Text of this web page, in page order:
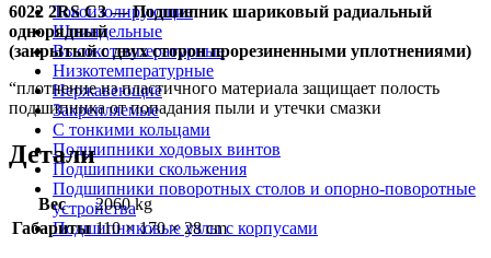
Токоизолирующие
Шпиндельные
Высокотемпературные
Низкотемпературные
Нержавеющие
Закрепляемые
С тонкими кольцами
Подшипники ходовых винтов
Подшипники скольжения
Подшипники поворотных столов и опорно-поворотные
устройства
Подшипниковые узлы с корпусами
6022 2RS C3 — Подшипник шариковый радиальный
однорядный
(закрытый с двух сторон прорезиненными уплотнениями)
“плотнение из пластичного материала защищает полость
подшипника от попадания пыли и утечки смазки
Детали
Вес
2060 kg
Габариты 110 × 170 × 28 cm